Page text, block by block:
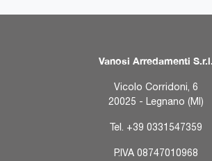
Vanosi Arredamenti S.r.l.
Vicolo Corridoni, 6
20025 - Legnano (MI)
Tel. +39 0331547359
P.IVA 08747010968